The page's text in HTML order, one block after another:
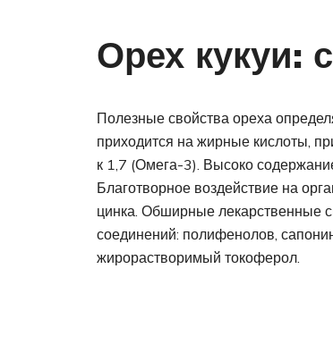
Орех кукуи:
Полезные свойства ореха
приходится на жирные кислоты,
к 1,7 (Омега-3). Высоко
Благотворное воздействие на
цинка. Обширные лекарственные
соединений: полифенолов,
жирорастворимый токоферол.